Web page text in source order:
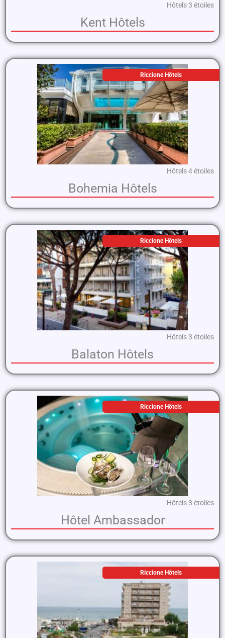
Hôtels 3 étoiles
Kent Hôtels
Riccione Hôtels
Hôtels 4 étoiles
Bohemia Hôtels
Riccione Hôtels
Hôtels 3 étoiles
Balaton Hôtels
Riccione Hôtels
Hôtels 3 étoiles
Hôtel Ambassador
Riccione Hôtels